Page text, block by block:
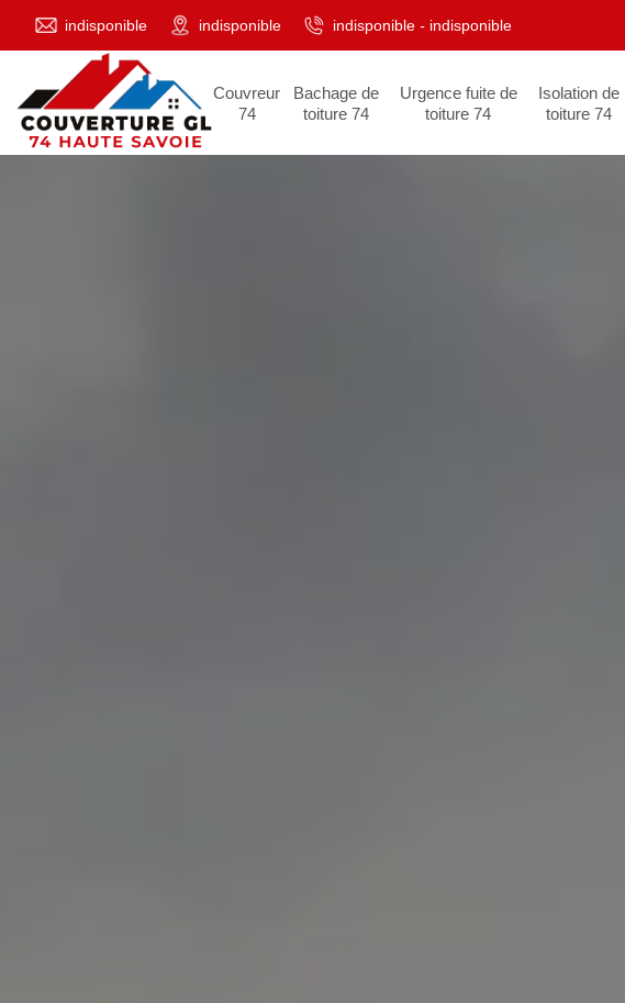
indisponible indisponible indisponible - indisponible
Couvreur
74
Bachage de
toiture 74
Urgence fuite de
toiture 74
Isolation de
toiture 74